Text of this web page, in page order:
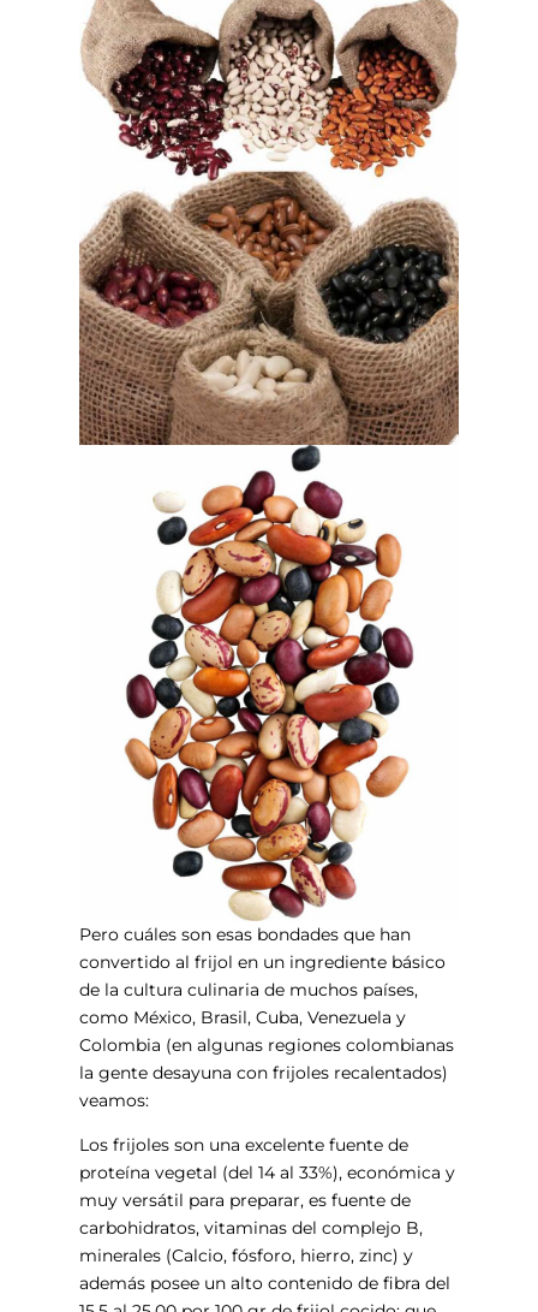
Pero cuáles son esas bondades que han
convertido al frijol en un ingrediente básico
de la cultura culinaria de muchos países,
como México, Brasil, Cuba, Venezuela y
Colombia (en algunas regiones colombianas
la gente desayuna con frijoles recalentados)
veamos:
Los frijoles son una excelente fuente de
proteína vegetal (del 14 al 33%), económica y
muy versátil para preparar, es fuente de
carbohidratos, vitaminas del complejo B,
minerales (Calcio, fósforo, hierro, zinc) y
además posee un alto contenido de fibra del